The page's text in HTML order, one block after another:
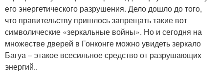
его энергетического разрушения. Дело дошло до того,
что правительству пришлось запрещать такие вот
символические «зеркальные войны». Но и сегодня на
множестве дверей в Гонконге можно увидеть зеркало
Багуа – этакое всесильное средство от разрушающих
энергий..